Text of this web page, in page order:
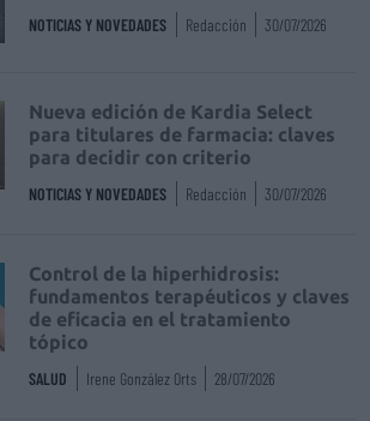
NOTICIAS Y NOVEDADES Redacción 30/07/2026
Nueva edición de Kardia Select
para titulares de farmacia: claves
para decidir con criterio
NOTICIAS Y NOVEDADES Redacción 30/07/2026
Control de la hiperhidrosis:
fundamentos terapéuticos y claves
de eficacia en el tratamiento
tópico
SALUD Irene González Orts 28/07/2026